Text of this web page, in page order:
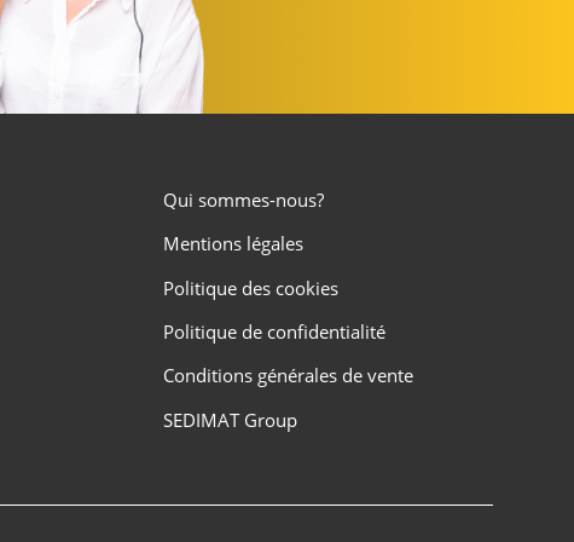
Qui sommes-nous?
Mentions légales
Politique des cookies
Politique de confidentialité
Conditions générales de vente
SEDIMAT Group